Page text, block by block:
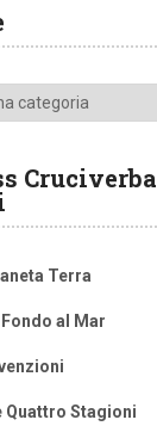
Cruciverba
Terra
al Mar
Quattro Stagioni